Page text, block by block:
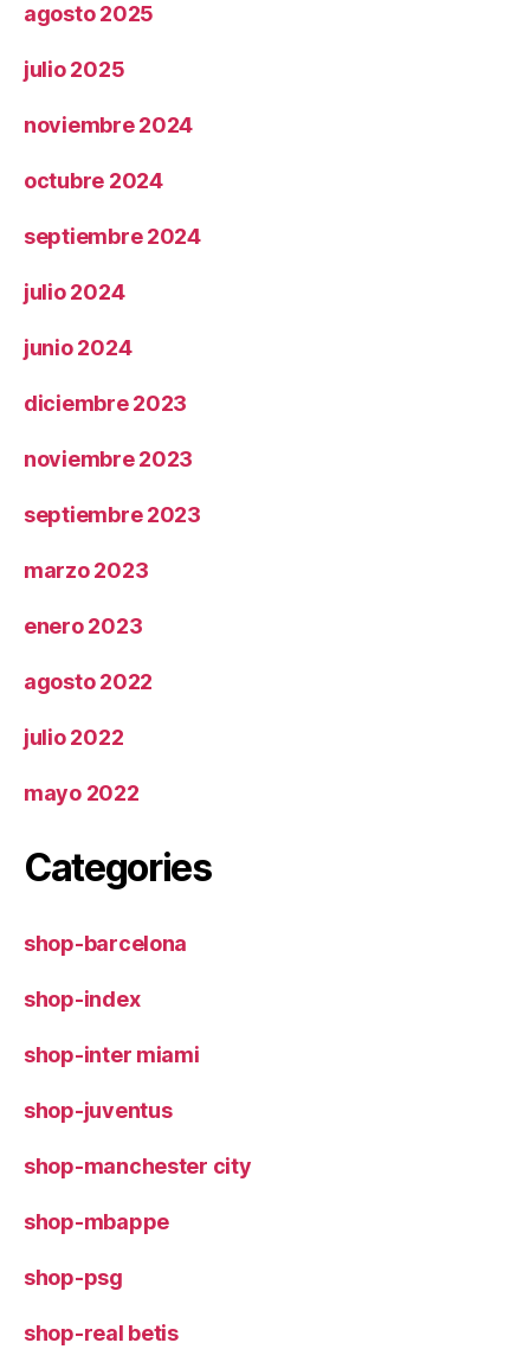
agosto 2025
julio 2025
noviembre 2024
octubre 2024
septiembre 2024
julio 2024
junio 2024
diciembre 2023
noviembre 2023
septiembre 2023
marzo 2023
enero 2023
agosto 2022
julio 2022
mayo 2022
Categories
shop-barcelona
shop-index
shop-inter miami
shop-juventus
shop-manchester city
shop-mbappe
shop-psg
shop-real betis